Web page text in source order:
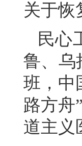
关于恢
民心
鲁、乌
班，中
路方舟
道主义